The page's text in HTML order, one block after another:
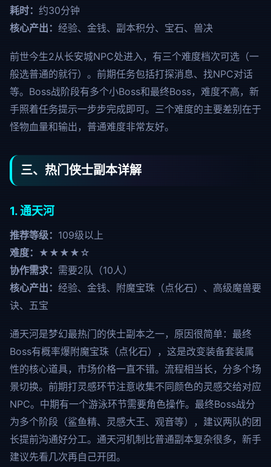
耗时： 约30分钟
核心产出： 经验、金钱、副本积分、宝石、兽决
前世今生2从长安城NPC处进入，有三个难度档次可选（一
般选普通的就行）。前期任务包括打探消息、找NPC对话
等。Boss战阶段有多个小Boss和最终Boss，难度不高，新
手照着任务提示一步步完成即可。三个难度的主要差别在于
怪物血量和输出，普通难度非常友好。
三、热门侠士副本详解
1. 通天河
推荐等级： 109级以上
难度： ★★★★☆
协作需求： 需要2队（10人）
核心产出： 经验、金钱、附魔宝珠（点化石）、高级魔兽要
诀、五宝
通天河是梦幻最热门的侠士副本之一，原因很简单：最终
Boss有概率爆附魔宝珠（点化石），这是改变装备套装属
性的核心道具，市场价格一直不错。流程相当长，分多个场
景切换。前期打灵感环节注意收集不同颜色的灵感交给对应
NPC。中期有一个游泳环节需要角色操作。最终Boss战分
为多个阶段（鲨鱼精、灵感大王、观音等），建议两队的团
长提前沟通好分工。通天河机制比普通副本复杂很多，新手
建议先看几次再自己开团。